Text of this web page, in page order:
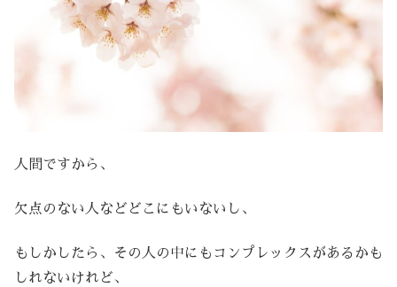
人間ですから、
欠点のない人などどこにもいないし、
もしかしたら、その人の中にもコンプレックスがあるかも
しれないけれど、